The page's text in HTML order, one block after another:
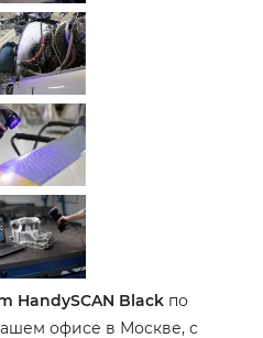
HandySCAN Black по
офисе в Москве, с